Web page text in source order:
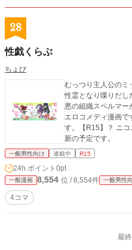
28
性戯くらぶ
ちょび
むっつり主人公のミ
性霊となり喋りだし
悪の組織スペルマーが襲い掛かる
エロコメディ漫画です。 ※９割が下ネタで構成さ
す。【R15】？ ニコニ
新の予定です。
一般男性向け 連載中 R15
24h.ポイント 0pt
一般漫画 8,554 位 / 8,554件 一般男性
4コマ
最